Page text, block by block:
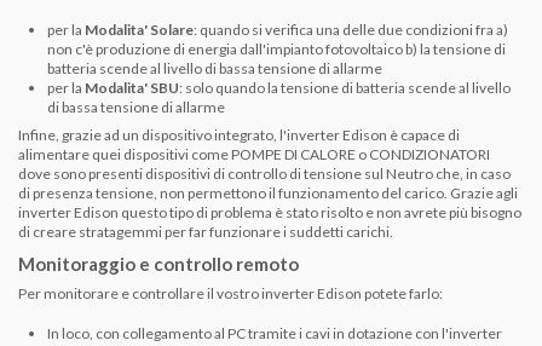
per la Modalita' Solare: quando si verifica una delle due condizioni fra a)
non c'è produzione di energia dall'impianto fotovoltaico b) la tensione di
batteria scende al livello di bassa tensione di allarme
per la Modalita' SBU: solo quando la tensione di batteria scende al livello
di bassa tensione di allarme
Infine, grazie ad un dispositivo integrato, l'inverter Edison è capace di
alimentare quei dispositivi come POMPE DI CALORE o CONDIZIONATORI
dove sono presenti dispositivi di controllo di tensione sul Neutro che, in caso
di presenza tensione, non permettono il funzionamento del carico. Grazie agli
inverter Edison questo tipo di problema è stato risolto e non avrete più bisogno
di creare stratagemmi per far funzionare i suddetti carichi.
Monitoraggio e controllo remoto
Per monitorare e controllare il vostro inverter Edison potete farlo:
In loco, con collegamento al PC tramite i cavi in dotazione con l'inverter